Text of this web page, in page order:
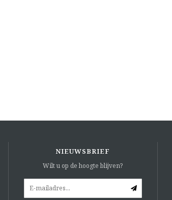
NIEUWSBRIEF
Wilt u op de hoogte blijven?